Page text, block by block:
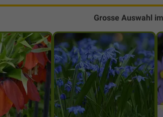
Grosse Auswahl